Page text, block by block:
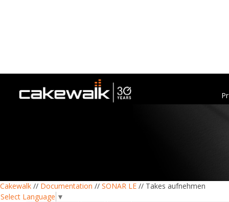
Cakewalk // Documentation // SONAR LE // Takes aufnehmen
Select Language ▼